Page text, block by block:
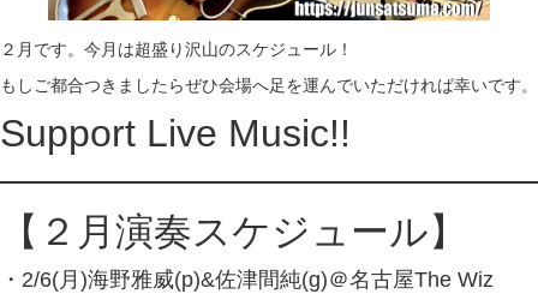
２月です。今月は超盛り沢山のスケジュール！
もしご都合つきましたらぜひ会場へ足を運んでいただければ幸いです。
Support Live Music!!
【２月演奏スケジュール】
・2/6(月)海野雅威(p)&佐津間純(g)＠名古屋The Wiz